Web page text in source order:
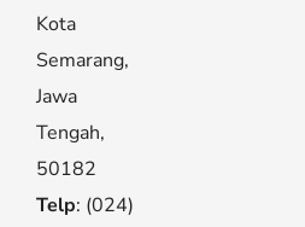
Kota
Semarang,
Jawa
Tengah,
50182
Telp: (024)